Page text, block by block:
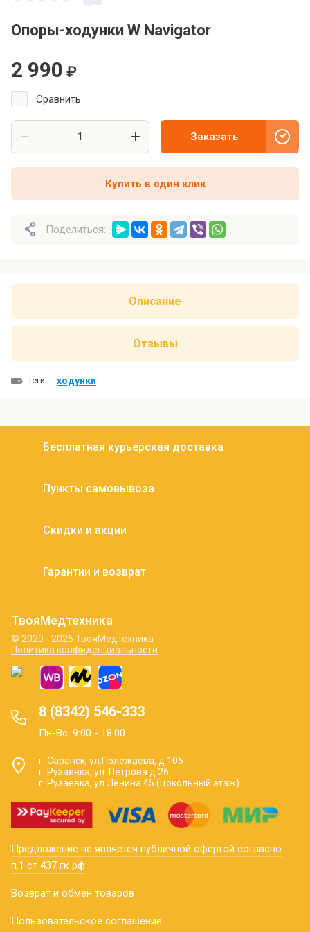
Опоры-ходунки W Navigator
2 990 ₽
Сравнить
Заказать
Купить в один клик
Поделиться:
Описание
Отзывы
теги: ходунки
Бесплатная курьерская доставка
Пункты самовывоза
Скидки и акции
Гарантии и возврат
ТвояМедтехника
© 2020 - 2026 ТвояМедтехника
Политика конфиденциальности
8 (8342) 546-333
Пн-Вс: 9:00 - 18:00
г. Саранск, ул.Полежаева, д 105
г. Рузаевка, ул. Петрова д.26
г. Рузаевка, ул Ленина 45 (цокольный этаж)
Предложение не является публичной офертой согласно
п.1 ст 437 гк рф
Возврат и обмен товаров
Пользовательское соглашение